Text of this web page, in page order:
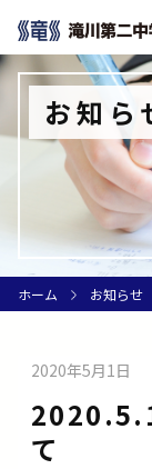
お知ら
ホーム お知らせ
2020年5月1日
て